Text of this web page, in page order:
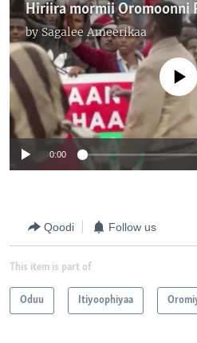
bySagalee Ameerikaa
No media source
0:00
Qoodi Follow us
This item is part of
Oduu Itiyoophiyaa